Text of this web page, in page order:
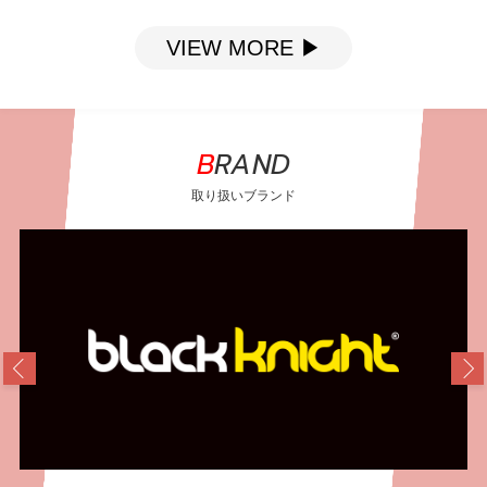
VIEW MORE ▶
BRAND
取り扱いブランド